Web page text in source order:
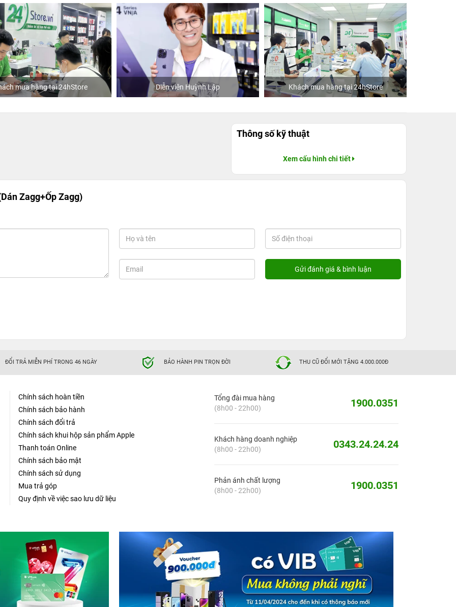
mua hàng tại 24hStore Diễn viên Huỳnh Lập Khách mua hàng tại 24hStore
Thông số kỹ thuật
Xem cấu hình chi tiết
Zagg+Ốp Zagg)
ĐỔI TRẢ MIỄN PHÍ TRONG 46 NGÀY BẢO HÀNH PIN TRỌN ĐỜI THU CŨ ĐỔI MỚI TẶNG 4.000.000Đ
Chính sách hoàn tiền
Chính sách bảo hành
Chính sách đổi trả
Chính sách khui hộp sản phẩm Apple
Thanh toán Online
Chính sách bảo mật
Chính sách sử dụng
Mua trả góp
Quy định về việc sao lưu dữ liệu
Tổng đài mua hàng
(8h00 - 22h00)
1900.0351
Khách hàng doanh nghiệp
(8h00 - 22h00)
0343.24.24.24
Phản ánh chất lượng
(8h00 - 22h00)
1900.0351